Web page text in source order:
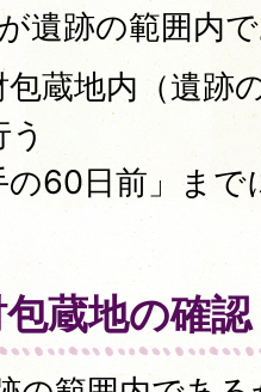
遺跡の範囲内
蔵地内（遺跡
の60日前」ま
蔵地の確認